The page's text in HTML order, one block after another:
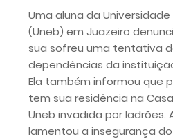
Uma aluna da
(Uneb) em Juazeiro
sua sofreu uma tentativa
dependências da
Ela também informou que
tem sua residência na
Uneb invadida por ladrões.
lamentou a insegurança